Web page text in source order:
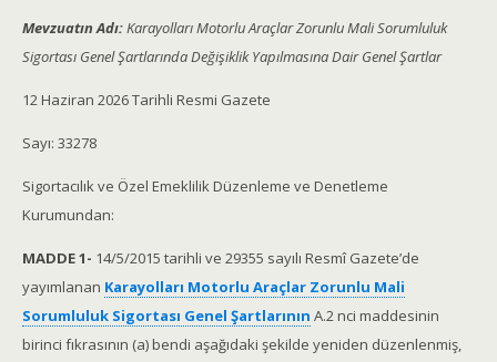
Mevzuatın Adı:Karayolları Motorlu Araçlar Zorunlu Mali Sorumluluk
Sigortası Genel Şartlarında Değişiklik Yapılmasına Dair Genel Şartlar
12 Haziran 2026 Tarihli Resmi Gazete
Sayı: 33278
Sigortacılık ve Özel Emeklilik Düzenleme ve Denetleme
Kurumundan:
MADDE 1- 14/5/2015 tarihli ve 29355 sayılı Resmî Gazete’de
yayımlanan Karayolları Motorlu Araçlar Zorunlu Mali
Sorumluluk Sigortası Genel Şartlarının A.2 nci maddesinin
birinci fıkrasının (a) bendi aşağıdaki şekilde yeniden düzenlenmiş,